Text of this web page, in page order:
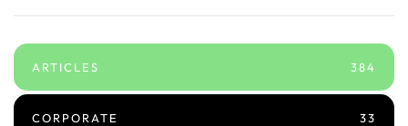
ARTICLES 384
CORPORATE 33